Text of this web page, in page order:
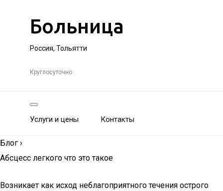
Больница
Россия, Тольятти
Круглосуточно
Услуги и цены Контакты
Блог ›
Абсцесс легкого что это такое
Возникает как исход неблагоприятного течения острого